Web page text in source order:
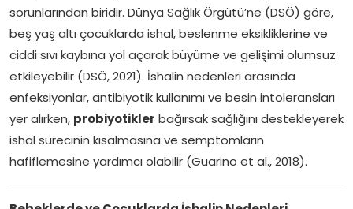
sorunlarından biridir. Dünya Sağlık Örgütü’ne (DSÖ) göre,
beş yaş altı çocuklarda ishal, beslenme eksikliklerine ve
ciddi sıvı kaybına yol açarak büyüme ve gelişimi olumsuz
etkileyebilir (DSÖ, 2021). İshalin nedenleri arasında
enfeksiyonlar, antibiyotik kullanımı ve besin intoleransları
yer alırken, probiyotikler bağırsak sağlığını destekleyerek
ishal sürecinin kısalmasına ve semptomların
hafiflemesine yardımcı olabilir (Guarino et al., 2018).